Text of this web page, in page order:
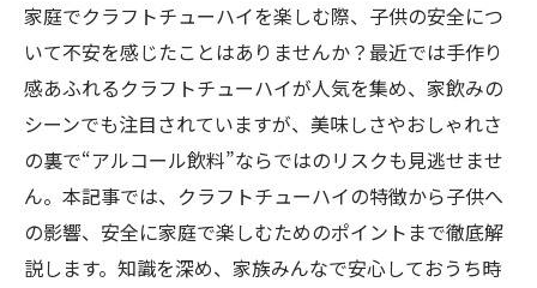
家庭でクラフトチューハイを楽しむ際、子供の安全につ
いて不安を感じたことはありませんか？最近では手作り
感あふれるクラフトチューハイが人気を集め、家飲みの
シーンでも注目されていますが、美味しさやおしゃれさ
の裏で“アルコール飲料”ならではのリスクも見逃せませ
ん。本記事では、クラフトチューハイの特徴から子供へ
の影響、安全に家庭で楽しむためのポイントまで徹底解
説します。知識を深め、家族みんなで安心しておうち時